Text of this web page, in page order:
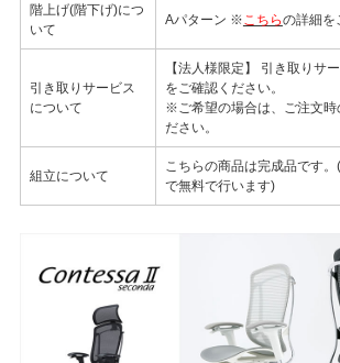
階上げ(階下げ)につ
いて
Aパターン ※こちらの詳細を
引き取りサービス
について
【法人様限定】 引き取りサ
をご確認ください。
※ご希望の場合は、ご注文時
ださい。
組立について
こちらの商品は完成品です
で無料で行います)